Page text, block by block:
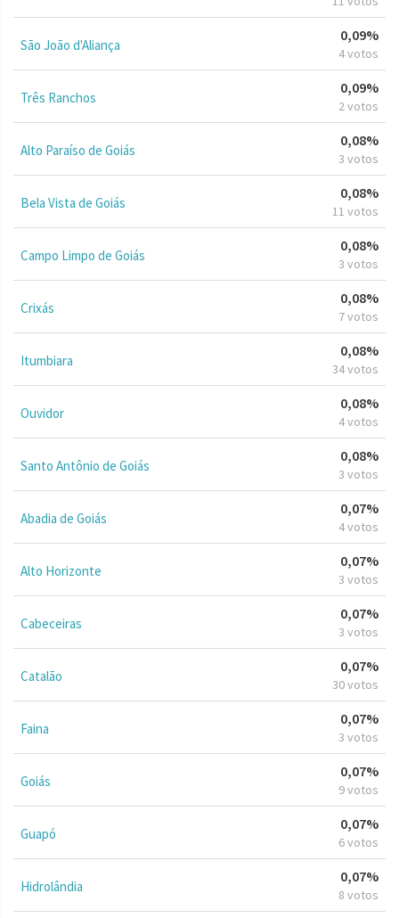
São João d'Aliança
0,09%
4 votos
Três Ranchos
0,09%
2 votos
Alto Paraíso de Goiás
0,08%
3 votos
Bela Vista de Goiás
0,08%
11 votos
Campo Limpo de Goiás
0,08%
3 votos
Crixás
0,08%
7 votos
Itumbiara
0,08%
34 votos
Ouvidor
0,08%
4 votos
Santo Antônio de Goiás
0,08%
3 votos
Abadia de Goiás
0,07%
4 votos
Alto Horizonte
0,07%
3 votos
Cabeceiras
0,07%
3 votos
Catalão
0,07%
30 votos
Faina
0,07%
3 votos
Goiás
0,07%
9 votos
Guapó
0,07%
6 votos
Hidrolândia
0,07%
8 votos